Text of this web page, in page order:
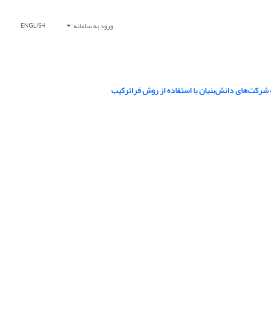
ورود به سامانه ENGLISH
شرکت‌های دانش‌بنیان با استفاده از روش فراترکیب